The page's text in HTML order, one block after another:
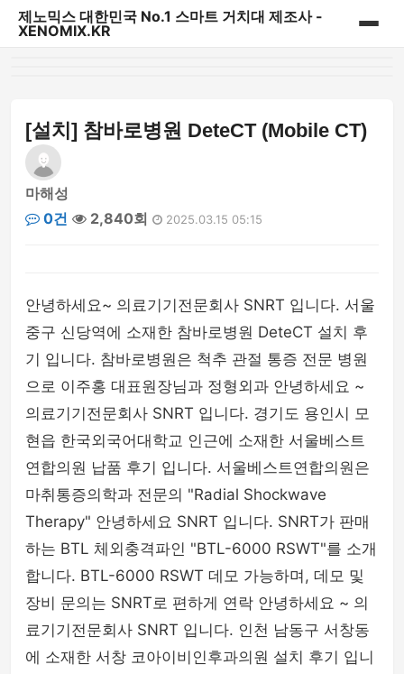
제노믹스 대한민국 No.1 스마트 거치대 제조사 -
XENOMIX.KR
CD슬롯 & 송풍구거치대
대시보드 거치대
태블릿&내비게이션 거치대
다용도 일상용 거치대
파워핸들/핑거링/충전기
셀카봉 & 블루투스리모컨
[설치] 참바로병원 DeteCT (Mobile CT)
마해성
0건
2,840회 2025.03.15 05:15
안녕하세요~ 의료기기전문회사 SNRT 입니다. 서울
중구 신당역에 소재한 참바로병원 DeteCT 설치 후
기 입니다. 참바로병원은 척추 관절 통증 전문 병원
으로 이주홍 대표원장님과 정형외과 안녕하세요 ~
의료기기전문회사 SNRT 입니다. 경기도 용인시 모
현읍 한국외국어대학교 인근에 소재한 서울베스트
연합의원 납품 후기 입니다. 서울베스트연합의원은
마취통증의학과 전문의 "Radial Shockwave
Therapy" 안녕하세요 SNRT 입니다. SNRT가 판매
하는 BTL 체외충격파인 "BTL-6000 RSWT"를 소개
합니다. BTL-6000 RSWT 데모 가능하며, 데모 및
장비 문의는 SNRT로 편하게 연락 안녕하세요 ~ 의
료기기전문회사 SNRT 입니다. 인천 남동구 서창동
에 소재한 서창 코아이비인후과의원 설치 후기 입니